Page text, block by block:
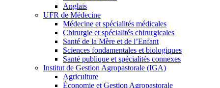
Anglais
UFR de Médecine
Médecine et spécialités médicales
Chirurgie et spécialités chirurgicales
Santé de la Mère et de l’Enfant
Sciences fondamentales et biologiques
Santé publique et spécialités connexes
Institut de Gestion Agropastorale (IGA)
Agriculture
Économie et Gestion Agropastorale